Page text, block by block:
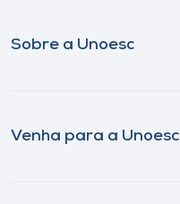
Sobre a Unoesc
Venha para a Unoesc